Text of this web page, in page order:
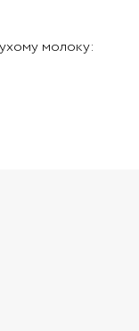
молоку: